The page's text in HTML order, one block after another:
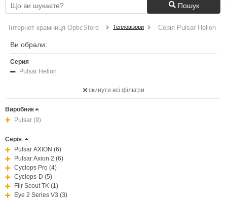
Пошук
Інтернет крамниця OpticStore Тепловізори Серія Pulsar Helion
Ви обрали:
Серия
Pulsar Helion
скинути всі фільтри
Виробник
Pulsar (9)
Серія
Pulsar AXION (6)
Pulsar Axion 2 (6)
Cyclops Pro (4)
Cyclops-D (5)
Flir Scout TK (1)
Eye 2 Series V3 (3)